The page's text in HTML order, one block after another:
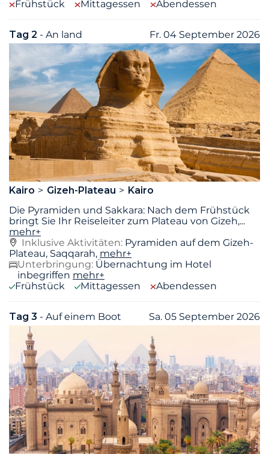
Frühstück
Mittagessen Abendessen
Tag 2 - An land Fr. 04 September 2026
Kairo Gizeh-Plateau
Kairo
Die Pyramiden und Sakkara: Nach dem Frühstück
bringt Sie Ihr Reiseleiter zum Plateau von Gizeh,...
mehr+
Inklusive Aktivitäten: Pyramiden auf dem Gizeh-
Plateau, Saqqarah, mehr+
Unterbringung: Übernachtung im Hotel
inbegriffen mehr+
Frühstück
Mittagessen Abendessen
Tag 3 - Auf einem Boot Sa. 05 September 2026